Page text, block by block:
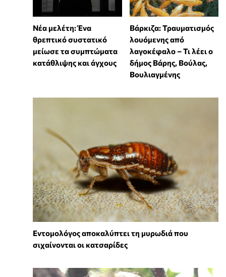
Νέα μελέτη: Ένα
θρεπτικό συστατικό
μείωσε τα συμπτώματα
κατάθλιψης και άγχους
Βάρκιζα: Τραυματισμός
λουόμενης από
λαγοκέφαλο – Τι λέει ο
δήμος Βάρης, Βούλας,
Βουλιαγμένης
Εντομολόγος αποκαλύπτει τη μυρωδιά που
σιχαίνονται οι κατσαρίδες